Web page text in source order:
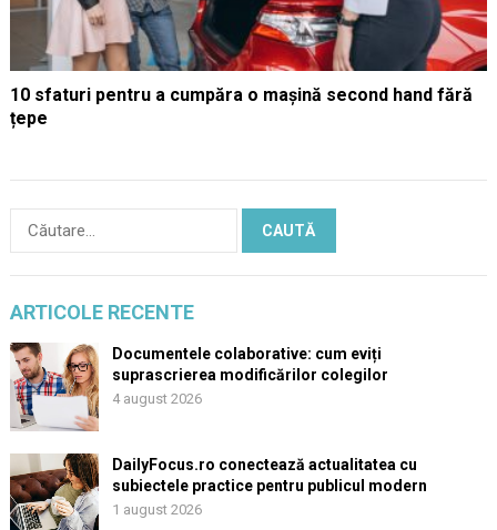
10 sfaturi pentru a cumpăra o mașină second hand fără
țepe
Caută
ARTICOLE RECENTE
Documentele colaborative: cum eviți
suprascrierea modificărilor colegilor
4 august 2026
DailyFocus.ro conectează actualitatea cu
subiectele practice pentru publicul modern
1 august 2026